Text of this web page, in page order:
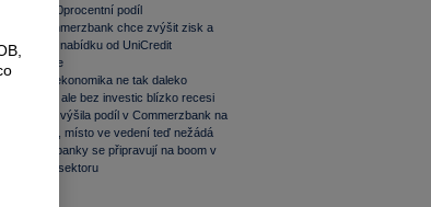
více než 30procentní podíl
Šéfka Commerzbank chce zvýšit zisk a
ukázat, že nabídku od UniCredit
nepotřebuje
Americká ekonomika ne tak daleko
potenciálu, ale bez investic blízko recesi
UniCredit zvýšila podíl v Commerzbank na
26 procent, místo ve vedení teď nežádá
Německé banky se připravují na boom v
obranném sektoru